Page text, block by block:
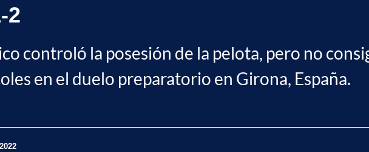
2
controló la posesión de la pelota, pero no
en el duelo preparatorio en Girona, España.